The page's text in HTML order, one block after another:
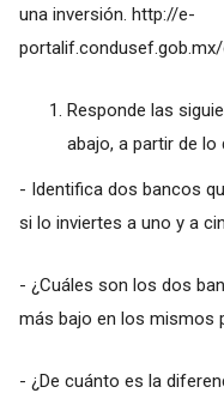
una inversión. http://e-
Responde las
abajo, a partir de
- Identifica dos bancos
si lo inviertes a uno y a
- ¿Cuáles son los dos
más bajo en los mismos
- ¿De cuánto es la